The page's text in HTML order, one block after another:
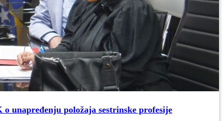
unapređenju položaja sestrinske profesije